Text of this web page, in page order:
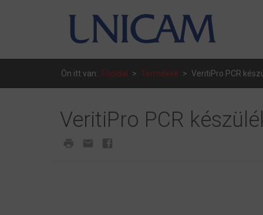
Ön itt van: Főoldal > Termékek > VeritiPro PCR
VeritiPro PCR